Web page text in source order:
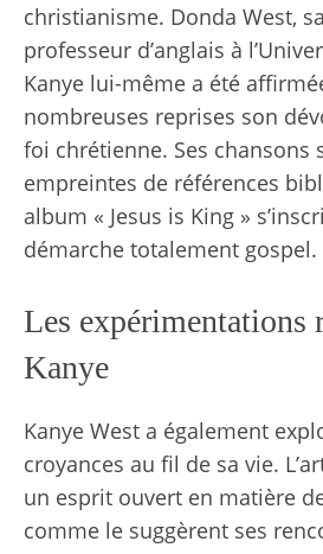
christianisme. Donda West,
professeur d’anglais à
Kanye lui-même a été
nombreuses reprises son
foi chrétienne. Ses chansons
empreintes de références
album « Jesus is King »
démarche totalement gospel.
Les expérimentations
Kanye
Kanye West a également
croyances au fil de sa vie.
un esprit ouvert en matière
comme le suggèrent ses